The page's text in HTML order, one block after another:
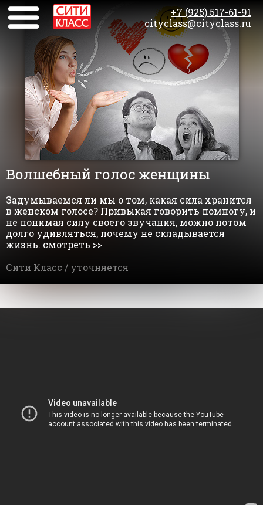
+7 (925) 517-61-91
cityclass@cityclass.ru
Волшебный голос женщины
Задумываемся ли мы о том, какая сила хранится
в женском голосе? Привыкая говорить помногу, и
не понимая силу своего звучания, можно потом
долго удивляться, почему не складывается
жизнь. смотреть >>
Сити Класс / уточняется